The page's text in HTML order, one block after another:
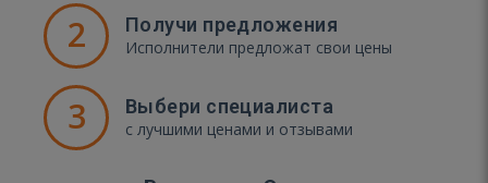
2 Получи предложения
Исполнители предложат свои цены
3 Выбери специалиста
с лучшими ценами и отзывами